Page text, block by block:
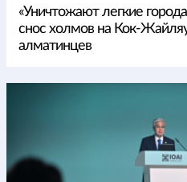
«Уничтожают легкие
снос холмов на Кок-
алматинцев